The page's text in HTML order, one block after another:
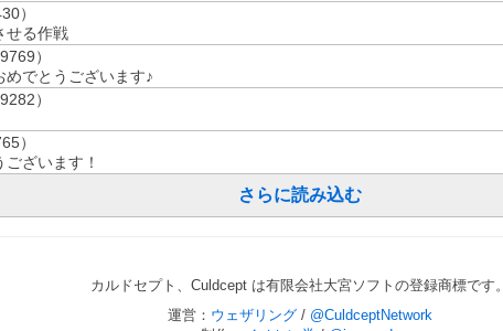
）
る作戦
）
めでとうございます♪
）
）
ざいます！
さらに読み込む
カルドセプト、Culdcept は有限会社大宮ソフトの登録商標です。
運営： ウェザリング / @CuldceptNetwork